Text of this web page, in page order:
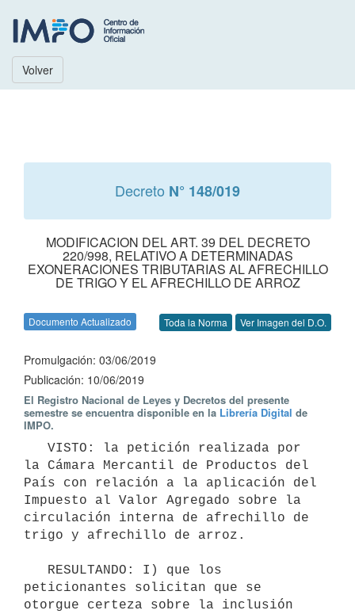
Volver
Decreto N° 148/019
MODIFICACION DEL ART. 39 DEL DECRETO
220/998, RELATIVO A DETERMINADAS
EXONERACIONES TRIBUTARIAS AL AFRECHILLO
DE TRIGO Y EL AFRECHILLO DE ARROZ
Documento Actualizado Toda la Norma Ver Imagen del D.O.
Promulgación: 03/06/2019
Publicación: 10/06/2019
El Registro Nacional de Leyes y Decretos del presente
semestre se encuentra disponible en la Librería Digital de
IMPO.
la Cámara Mercantil de Productos del
País con relación a la aplicación del
Impuesto al Valor Agregado sobre la
circulación interna de afrechillo de
trigo y afrechillo de arroz.
peticionantes solicitan que se
otorgue certeza sobre la inclusión